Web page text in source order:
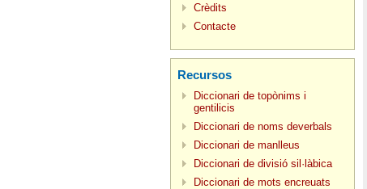
Crèdits
Contacte
Recursos
Diccionari de topònims i
gentilicis
Diccionari de noms deverbals
Diccionari de manlleus
Diccionari de divisió sil·làbica
Diccionari de mots encreuats